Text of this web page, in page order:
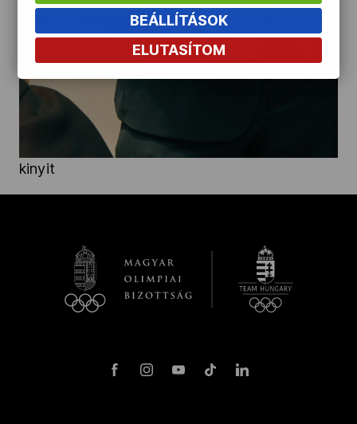
kinyit
BEÁLLÍTÁSOK
ELUTASÍTOM